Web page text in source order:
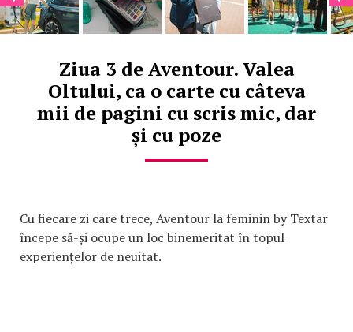
Ziua 3 de Aventour. Valea
Oltului, ca o carte cu câteva
mii de pagini cu scris mic, dar
și cu poze
Cu fiecare zi care trece, Aventour la feminin by Textar
începe să-și ocupe un loc binemeritat în topul
experiențelor de neuitat.